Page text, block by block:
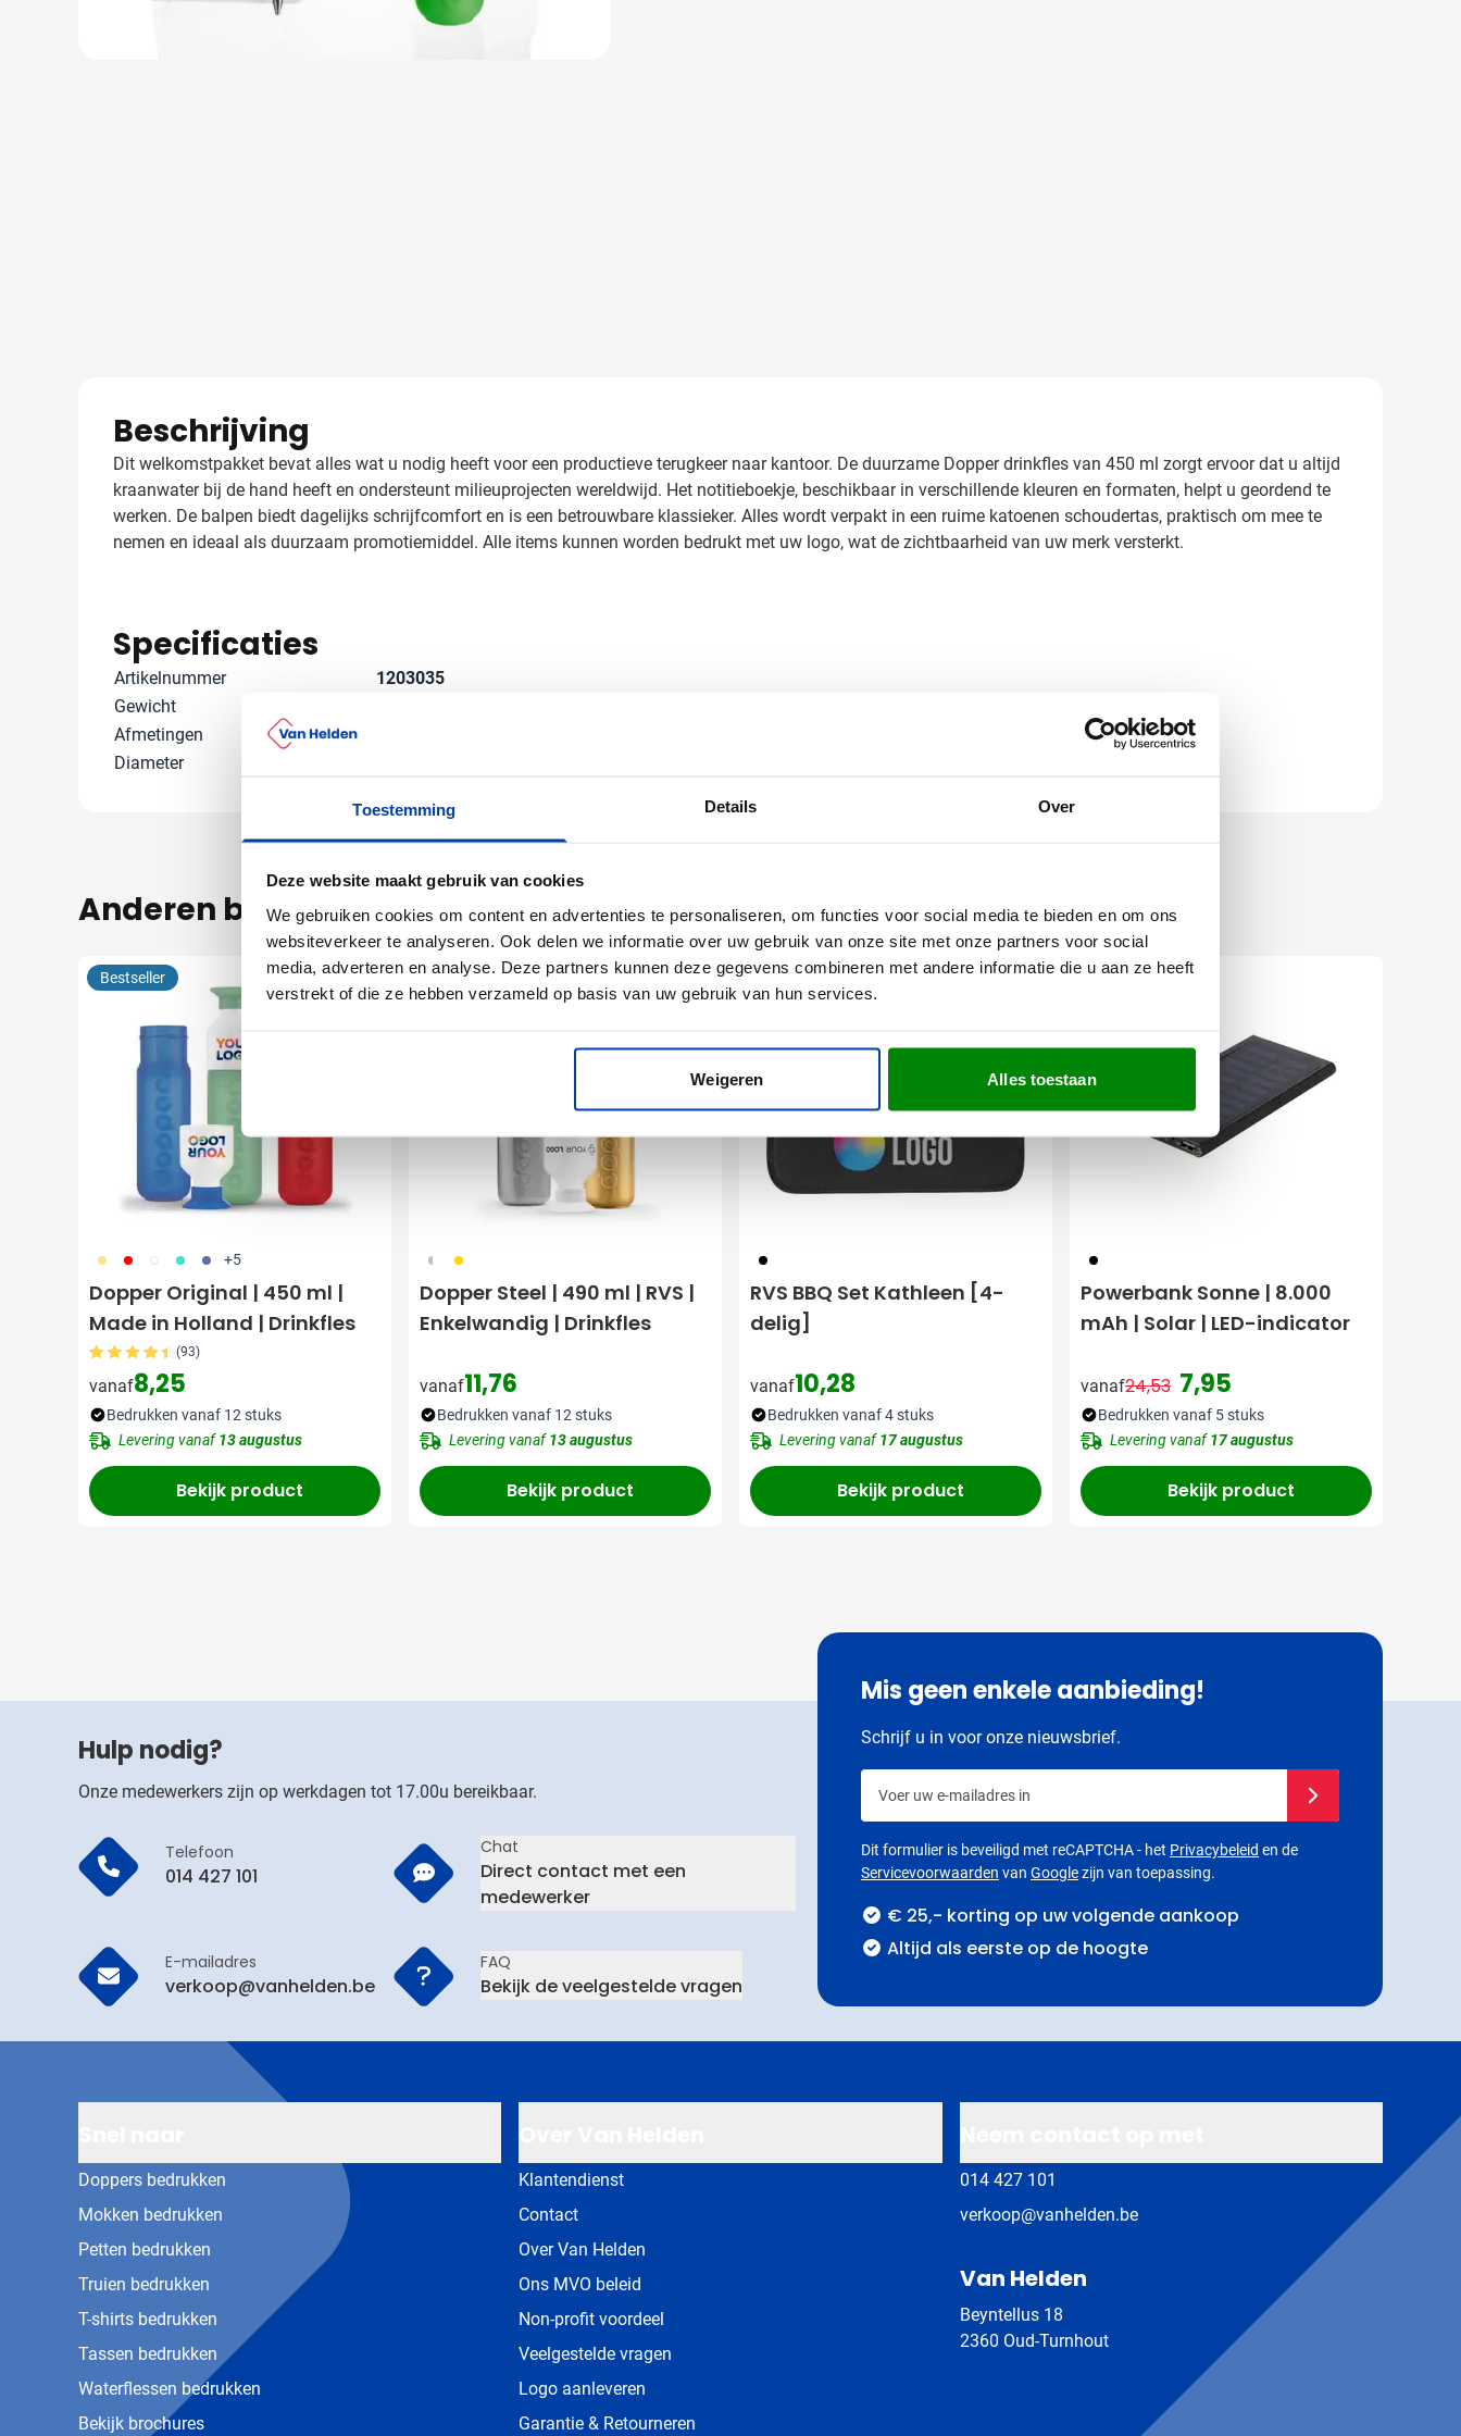
Toestemming Details Over
Deze website maakt gebruik van cookies
We gebruiken cookies om content en advertenties te personaliseren, om functies voor social media te bieden en om ons
websiteverkeer te analyseren. Ook delen we informatie over uw gebruik van onze site met onze partners voor social
media, adverteren en analyse. Deze partners kunnen deze gegevens combineren met andere informatie die u aan ze heeft
verstrekt of die ze hebben verzameld op basis van uw gebruik van hun services.
Weigeren Alles toestaan
Beschrijving
Dit welkomstpakket bevat alles wat u nodig heeft voor een productieve terugkeer naar kantoor. De duurzame Dopper drinkfles van 450 ml zorgt ervoor dat u altijd
kraanwater bij de hand heeft en ondersteunt milieuprojecten wereldwijd. Het notitieboekje, beschikbaar in verschillende kleuren en formaten, helpt u geordend te
werken. De balpen biedt dagelijks schrijfcomfort en is een betrouwbare klassieker. Alles wordt verpakt in een ruime katoenen schoudertas, praktisch om mee te
nemen en ideaal als duurzaam promotiemiddel. Alle items kunnen worden bedrukt met uw logo, wat de zichtbaarheid van uw merk versterkt.
Specificaties
Artikelnummer
1203035
Gewicht
Afmetingen
Diameter
Anderen bekeken ook
694 696 697 852 698 +5
Dopper Original | 450 ml |
Made in Holland | Drinkfles
(93)
vanaf8,25
Bestseller
Bedrukken vanaf 12 stuks
Levering vanaf13 augustus
Bekijk product
325 031
Dopper Steel | 490 ml | RVS |
Enkelwandig | Drinkfles
vanaf11,76
Bestseller
Bedrukken vanaf 12 stuks
Levering vanaf13 augustus
Bekijk product
001
RVS BBQ Set Kathleen [4-
delig]
vanaf10,28
Bedrukken vanaf 4 stuks
Levering vanaf17 augustus
Bekijk product
001
Powerbank Sonne | 8.000
mAh | Solar | LED-indicator
vanaf
Normale prijs
24,53 7,95
Uitverkoop
Bedrukken vanaf 5 stuks
Levering vanaf17 augustus
Bekijk product
Hulp nodig?
Onze medewerkers zijn op werkdagen tot 17.00u bereikbaar.
Telefoon
014 427 101
Chat
Direct contact met een
medewerker
E-mailadres
verkoop@vanhelden.be
FAQ
Bekijk de veelgestelde vragen
Mis geen enkele aanbieding!
Schrijf u in voor onze nieuwsbrief.
Dit formulier is beveiligd met reCAPTCHA - het Privacybeleid en de
Servicevoorwaarden van Googlezijn van toepassing.
€ 25,- korting op uw volgende aankoop
Altijd als eerste op de hoogte
Doppers bedrukken
Mokken bedrukken
Petten bedrukken
Truien bedrukken
T-shirts bedrukken
Tassen bedrukken
Waterflessen bedrukken
Bekijk brochures
Klantendienst
Contact
Over Van Helden
Ons MVO beleid
Non-profit voordeel
Veelgestelde vragen
Logo aanleveren
Garantie & Retourneren
014 427 101
verkoop@vanhelden.be
Van Helden
Beyntellus 18
2360 Oud-Turnhout